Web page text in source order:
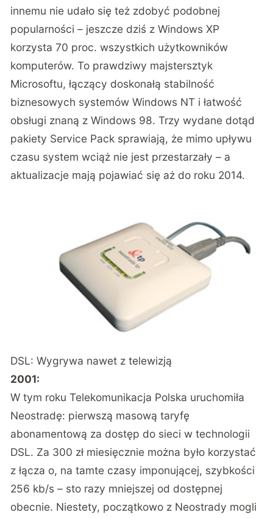
innemu nie udało się też zdobyć podobnej
popularności – jeszcze dziś z Windows XP
korzysta 70 proc. wszystkich użytkowników
komputerów. To prawdziwy majstersztyk
Microsoftu, łączący doskonałą stabilność
biznesowych systemów Windows NT i łatwość
obsługi znaną z Windows 98. Trzy wydane dotąd
pakiety Service Pack sprawiają, że mimo upływu
czasu system wciąż nie jest przestarzały – a
aktualizacje mają pojawiać się aż do roku 2014.
DSL: Wygrywa nawet z telewizją
2001:
W tym roku Telekomunikacja Polska uruchomiła
Neostradę: pierwszą masową taryfę
abonamentową za dostęp do sieci w technologii
DSL. Za 300 zł miesięcznie można było korzystać
z łącza o, na tamte czasy imponującej, szybkości
256 kb/s – sto razy mniejszej od dostępnej
obecnie. Niestety, początkowo z Neostrady mogli